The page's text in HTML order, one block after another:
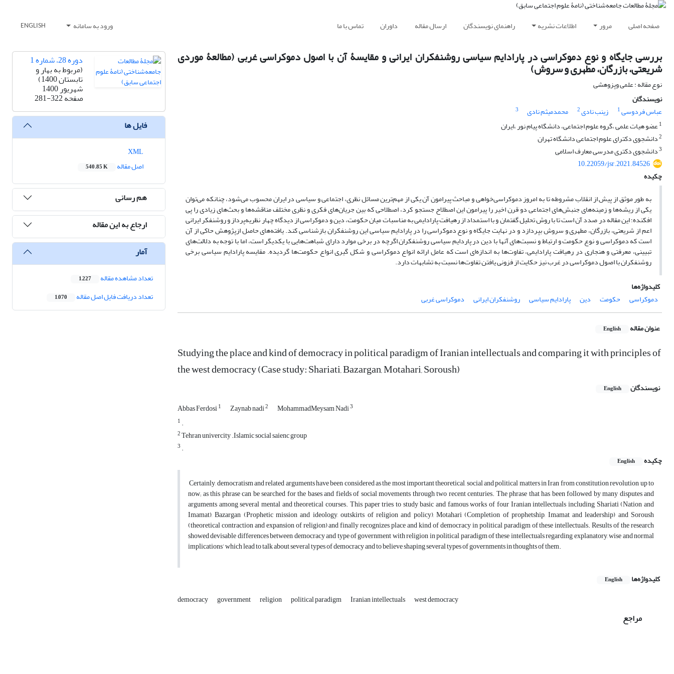
صفحه اصلی مرور اطلاعات نشریه راهنمای نویسندگان ارسال مقاله داوران تماس با ما ورود به سامانه ENGLISH
بررسی جایگاه و نوع دموکراسی در پارادایم سیاسی روشنفکران ایرانی و مقایسۀ آن با اصول دموکراسی غربی (مطالعۀ موردی
شریعتی، بازرگان، مطهری و سروش)
نوع مقاله : علمی وپزوهشی
نویسندگان
عباس فردوسی1 زینب نادی2 محمدمیثم نادی
3
1عضو هیات علمی ،گروه علوم اجتماعی، دانشگاه پیام نور ،ایران
2دانشجوی دکترای علوم اجتماعی دانشگاه تهران
3دانشجوی دکتری مدرسی معارف اسلامی
10.22059/jsr.2021.84526
چکیده
به طور موثق از پیش از انقلاب مشروطه تا به امروز دموکراسی‌خواهی و مباحث پیرامون آن یکی از مهم‌ترین مسائل نظری، اجتماعی و سیاسی در ایران محسوب می‌شود، چنانکه می‌توان
یکی از ریشه‌ها و زمینه‌های جنبش‌های اجتماعی دو قرن اخیر را پیرامون این اصطلاح جستجو کرد، اصطلاحی که بین جریان‌های فکری و نظری مختلف مناقشه‌ها و بحث‌های زیادی را پی
افکنده؛ این مقاله در صدد آن است تا با روش تحلیل گفتمان و با استمداد از رهیافت پارادایمی به مناسبات میان حکومت، دین و دموکراسی از دیدگاه چهار نظریه‌پرداز و روشنفکر ایرانی
اعم از شریعتی، بازرگان، مطهری و سروش بپردازد و در نهایت جایگاه و نوع دموکراسی را در پارادایم سیاسی این روشنفکران بازشناسی کند. یافته‌های حاصل ازپژوهش حاکی از آن
است که دموکراسی و نوع حکومت و ارتباط و نسبت‌های آنها با دین در پاردایم سیاسی روشنفکران اگرچه در برخی موارد دارای شباهت‌هایی با یکدیگر است، اما با توجه به دلالت‌های
تبیینی، معرفتی و هنجاری در رهیافت پارادایمی، تفاوت‌ها به اندازه‌ای است که عامل ارائه انواع دموکراسی و شکل گیری انواع حکومت‌ها گردیده. مقایسه پارادایم سیاسی برخی
روشنفکران با اصول دموکراسی در غرب نیز حکایت از فزونی یافتن تفاوت‌ها نسبت به تشابهات دارد.
کلیدواژه‌ها
دموکراسی
حکومت دین پارادایم سیاسی روشنفکران ایرانی دموکراسی غربی
عنوان مقاله English
Studying the place and kind of democracy in political paradigm of Iranian intellectuals and comparing it with principles of
the west democracy (Case study: Shariati, Bazargan, Motahari, Soroush)
نویسندگان English
Abbas Ferdosi1 Zaynab nadi2 MohammadMeysam Nadi3
1 .
2Tehran univercity .Islamic social saienc group
3 .
چکیده
English
Certainly, democratism and related arguments have been considered as the most important theoretical, social and political matters in Iran from constitution revolution up to
now; as this phrase can be searched for the bases and fields of social movements through two recent centuries. The phrase that has been followed by many disputes and
arguments among several mental and theoretical courses. This paper tries to study basic and famous works of four Iranian intellectuals including Shariati (Nation and
Imamat), Bazargan (Prophetic mission and ideology, outskirts of religion and policy), Motahari (Completion of prophetship, Imamat and leadership) and Soroush
(theoretical contraction and expansion of religion) and finally recognizes place and kind of democracy in political paradigm of these intellectuals. Results of the research
showed devisable differences between democracy and type of government with religion in political paradigm of these intellectuals regarding explanatory, wise and normal
implications’ which lead to talk about several types of democracy and to believe shaping several types of governments in thoughts of them.
کلیدواژه‌ها English
democracy government religion political paradigm Iranian intellectuals west democracy
مراجع
دوره 28، شماره 1
(مربوط به بهار و
تابستان 1400)
شهریور 1400
صفحه281-322
فایل ها
اصل مقاله
540.85 K
هم رسانی
ارجاع به این مقاله
آمار
تعداد مشاهده مقاله 1,227
تعداد دریافت فایل اصل مقاله 1,070